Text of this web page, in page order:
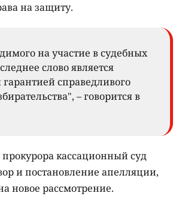
на защиту.
на участие в судебных
слово является
гарантией справедливого
– говорится в
кассационный суд
и постановление апелляции,
новое рассмотрение.